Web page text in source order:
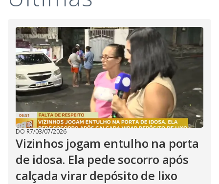
i
d
e
o
DO R7/03/07/2026
Vizinhos jogam entulho na porta
de idosa. Ela pede socorro após
calçada virar depósito de lixo